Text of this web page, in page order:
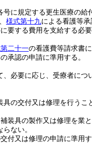
に規定する更生医療の
様式第十九による看護等
要する費用を支給する必要
二十一の看護費等請求書
承認の申請に準用する。
必要に応じ、受療者につ
の交付又は修理を行うこ
具の製作又は修理を業
ない。
付又は修理の申請に準用す